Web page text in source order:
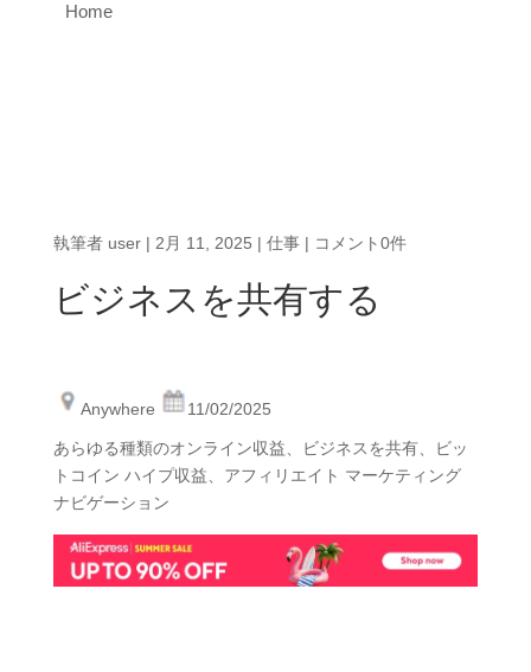
Home
執筆者 user| 2月 11, 2025 | 仕事| コメント0件
ビジネスを共有する
Anywhere 11/02/2025
あらゆる種類のオンライン収益、ビジネスを共有、ビッ
トコイン ハイプ収益、アフィリエイト マーケティング
ナビゲーション